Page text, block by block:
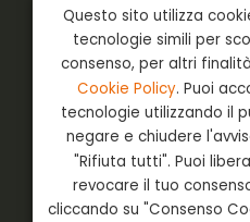
BD Expo s.r.l.
Via dell’Artigianato 54/64
24042 Capriate San
Bergamo - Italia
Contatti
Tel: +39 035 618145
Fax: +39 035 616995
Email:info@bdexpo.it
Pec:
bdexpo@pec.it
Questo sito utilizza
tecnologie simili per
consenso, per altri
Cookie Policy. Puoi
tecnologie utilizzando il
negare e chiudere
"Rifiuta tutti". Puoi
revocare il tuo
cliccando su "Consenso